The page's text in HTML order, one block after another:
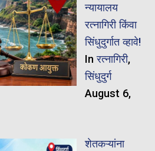
न्यायालय
रत्नागिरी किंवा
सिंधुदुर्गात व्हावे!
Inरत्नागिरी,
सिंधुदुर्ग
August 6,
शेतकऱ्यांना